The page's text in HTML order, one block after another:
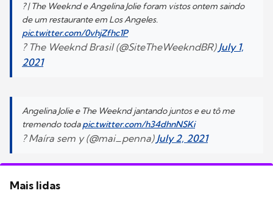
? | The Weeknd e Angelina Jolie foram vistos ontem saindo
de um restaurante em Los Angeles.
pic.twitter.com/0vhjZfhc1P
? The Weeknd Brasil (@SiteTheWeekndBR) July 1,
2021
Angelina Jolie e The Weeknd jantando juntos e eu tô me
tremendo todapic.twitter.com/h34dhnNSKi
? Maíra sem y (@mai_penna) July 2, 2021
Mais lidas